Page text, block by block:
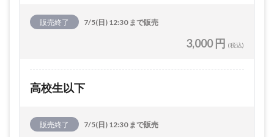
販売終了 7/5(日) 12:30 まで販売
3,000 円 (税込)
高校生以下
販売終了 7/5(日) 12:30 まで販売